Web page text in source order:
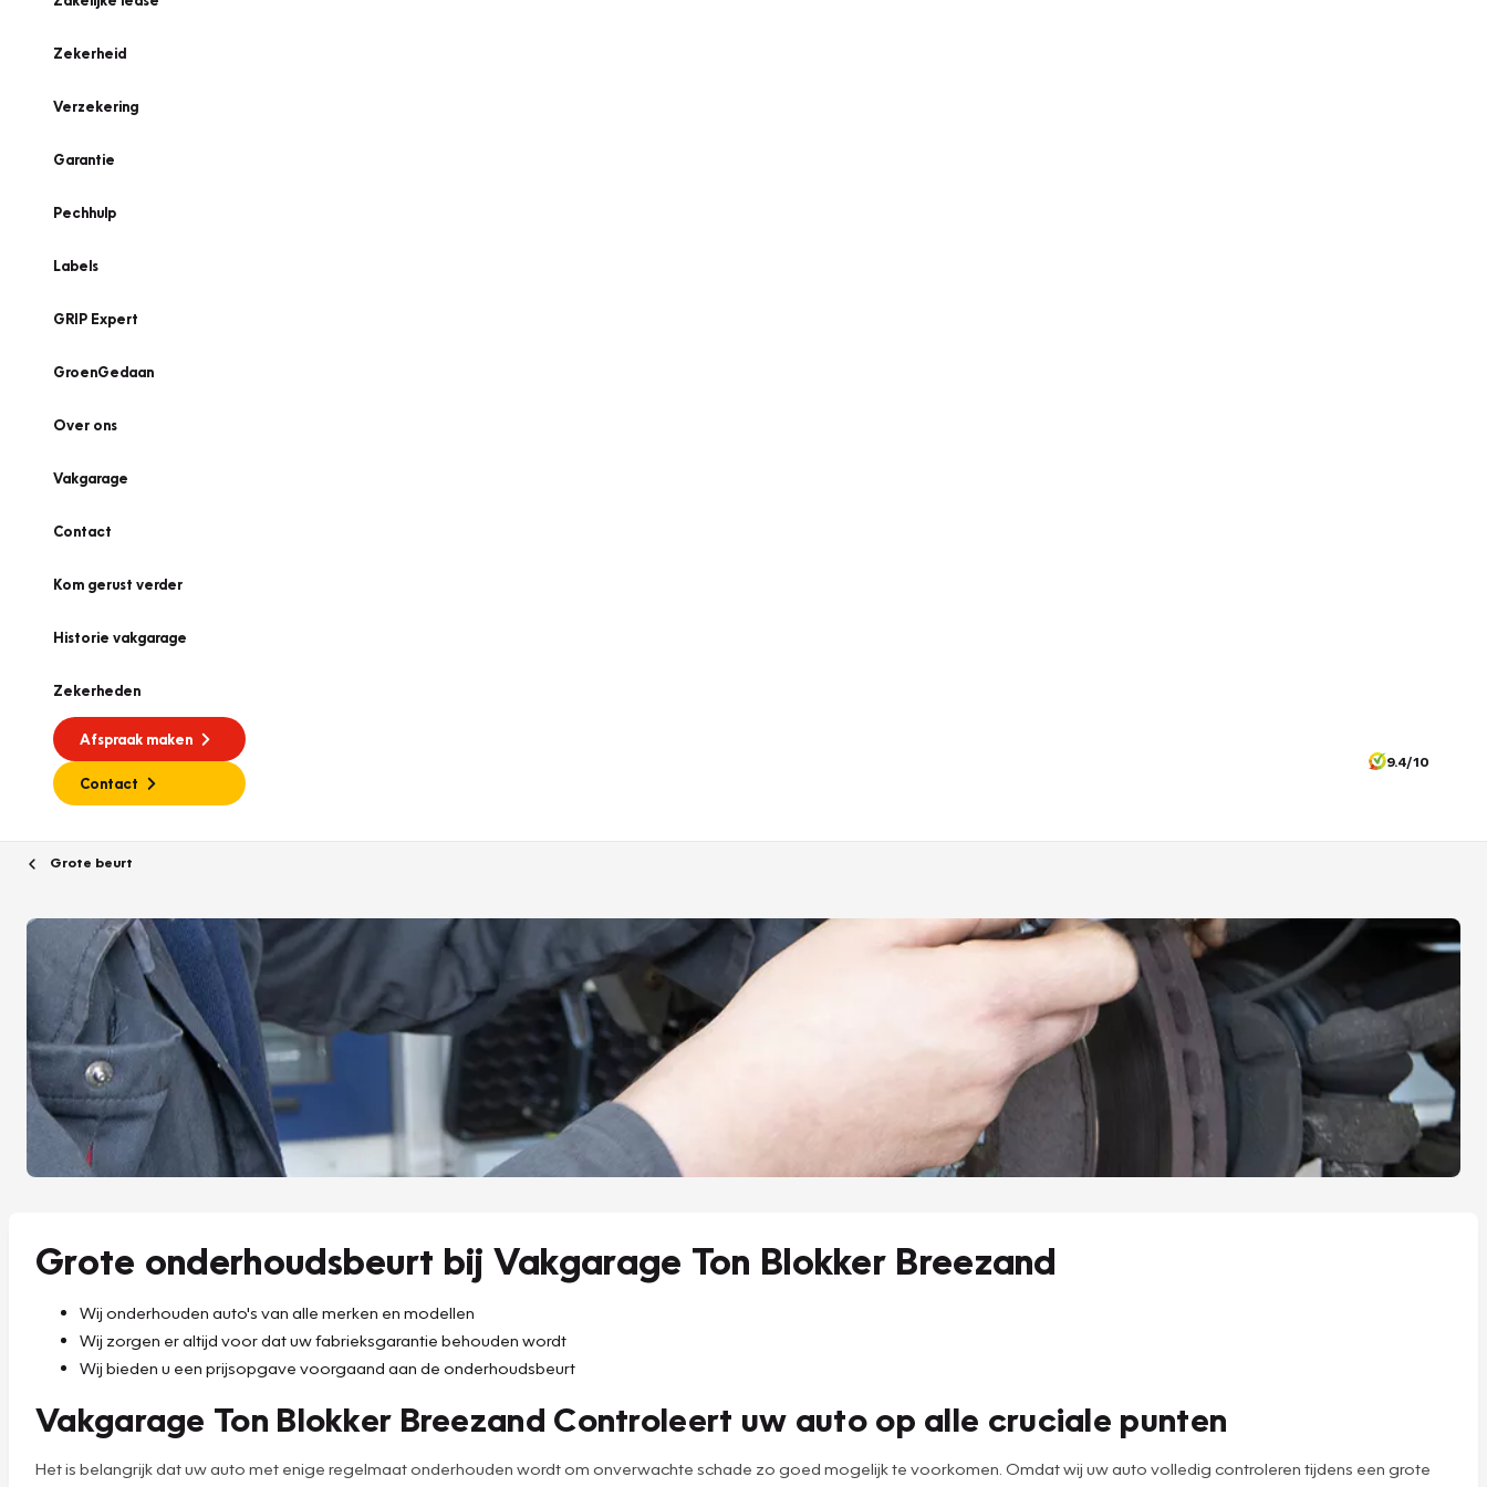
Zekerheid
Verzekering
Garantie
Pechhulp
Labels
GRIP Expert
GroenGedaan
Over ons
Vakgarage
Contact
Kom gerust verder
Historie vakgarage
Zekerheden
Afspraak maken
Contact
9.4/10
Grote beurt
Grote onderhoudsbeurt bij Vakgarage Ton Blokker Breezand
Wij onderhouden auto's van alle merken en modellen
Wij zorgen er altijd voor dat uw fabrieksgarantie behouden wordt
Wij bieden u een prijsopgave voorgaand aan de onderhoudsbeurt
Vakgarage Ton Blokker Breezand Controleert uw auto op alle cruciale punten
Het is belangrijk dat uw auto met enige regelmaat onderhouden wordt om onverwachte schade zo goed mogelijk te voorkomen. Omdat wij uw auto volledig controleren tijdens een grote